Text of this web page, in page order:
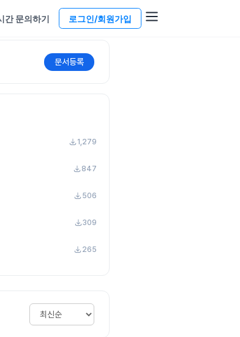
간 문의하기 로그인/회원가입
문서등록
1,279
847
506
309
265